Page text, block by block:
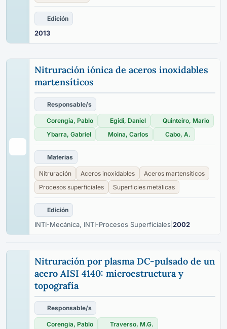
Edición
2013
Nitruración iónica de aceros inoxidables
martensíticos
Responsable/s
Corengia, Pablo Egidi, Daniel
Quinteiro, Mario
Ybarra, Gabriel
Moina, Carlos Cabo, A.
Materias
Nitruración Aceros inoxidables
Aceros martensíticos
Procesos superficiales
Superficies metálicas
Edición
INTI-Mecánica, INTI-Procesos Superficiales 2002
Nitruración por plasma DC-pulsado de un
acero AISI 4140: microestructura y
topografía
Responsable/s
Corengia, Pablo
Traverso, M.G.